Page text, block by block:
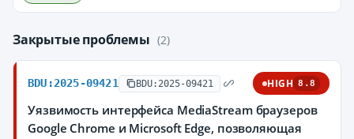
Закрытые проблемы (2)
BDU:2025-09421 BDU:2025-09421 HIGH 8.8
Уязвимость интерфейса MediaStream браузеров
Google Chrome и Microsoft Edge, позволяющая